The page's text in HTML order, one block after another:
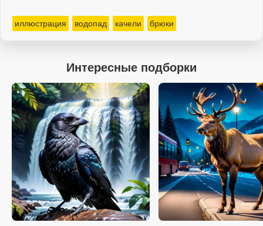
иллюстрация водопад качели брюки
Интересные подборки